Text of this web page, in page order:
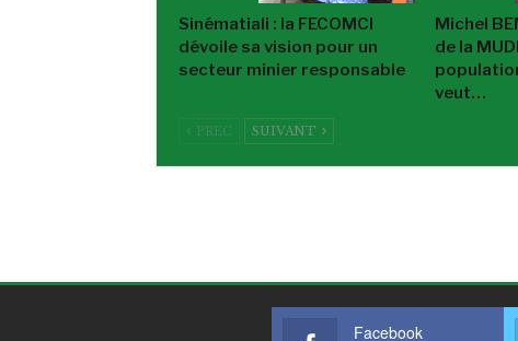
Sinématiali : la FECOMCI
dévoile sa vision pour un
secteur minier responsable
Michel
de la
veut…
PREC SUIVANT
Facebook